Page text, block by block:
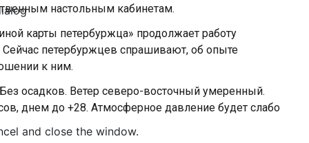
and close the window.
настольным кабинетам.
карты петербуржца» продолжает работу
Сейчас петербуржцев спрашивают, об опыте
к ним.
осадков. Ветер северо-восточный умеренный.
днем до +28. Атмосферное давление будет слабо